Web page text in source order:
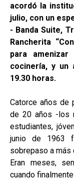
acordó la
julio, con un
- Banda Suite,
Rancherita
para
cocinería, y un
19.30 horas.
Catorce años de
de 20 años -los
estudiantes,
junio de 1963
sobrepaso a más
Eran meses,
cuando